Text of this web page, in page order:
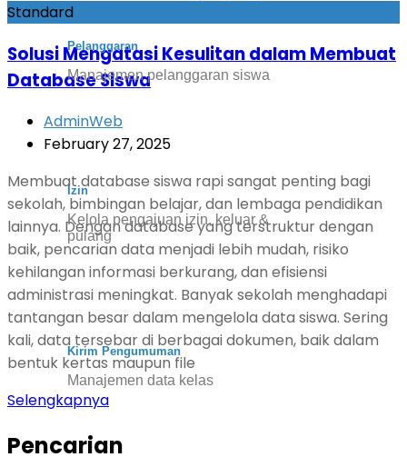
Pelanggaran
Manajemen pelanggaran siswa
Izin
Kelola pengajuan izin, keluar &
pulang
Kirim Pengumuman
Manajemen data kelas
Standard
Solusi Mengatasi Kesulitan dalam Membuat
Database Siswa
AdminWeb
February 27, 2025
Membuat database siswa rapi sangat penting bagi
sekolah, bimbingan belajar, dan lembaga pendidikan
lainnya. Dengan database yang terstruktur dengan
baik, pencarian data menjadi lebih mudah, risiko
kehilangan informasi berkurang, dan efisiensi
administrasi meningkat. Banyak sekolah menghadapi
tantangan besar dalam mengelola data siswa. Sering
kali, data tersebar di berbagai dokumen, baik dalam
bentuk kertas maupun file
Selengkapnya
Pencarian